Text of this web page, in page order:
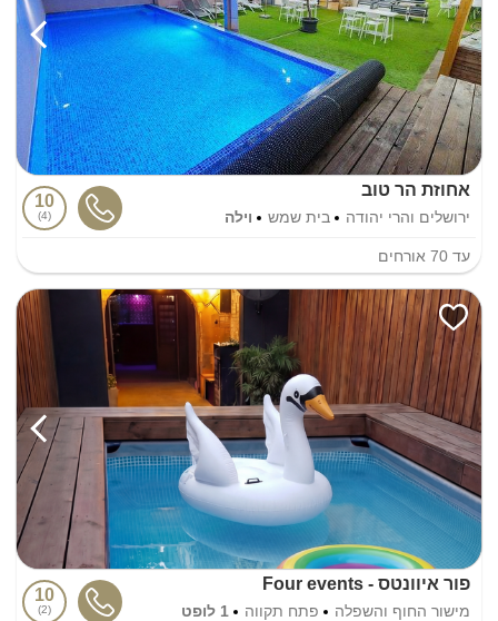
אחוזת הר טוב
ירושלים והרי יהודה בית שמש וילה
10
4
עד 70 אורחים
פור איוונטס - Four events
מישור החוף והשפלה פתח תקווה 1 לופט
10
2